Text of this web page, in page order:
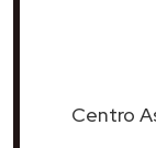
Centro